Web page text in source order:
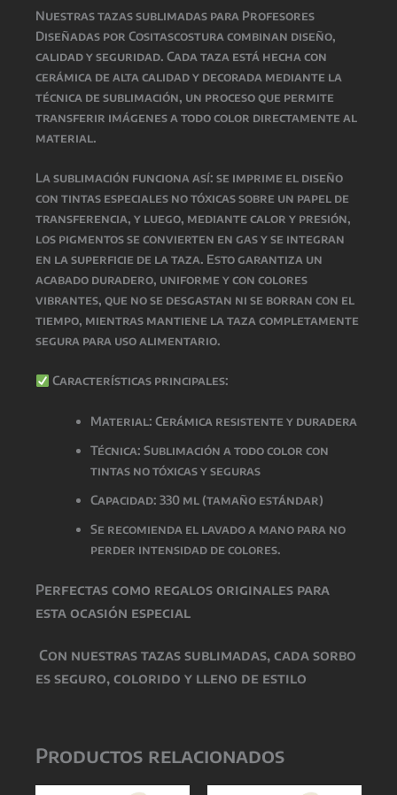
Nuestrastazas sublimadas para Profesores
Diseñadas por Cositascostura combinan diseño,
calidad y seguridad. Cada taza está hecha con
cerámica de alta calidady decorada mediante la
técnica de sublimación, un proceso que permite
transferir imágenes a todo color directamente al
material.
La sublimación funciona así: se imprime el diseño
con tintas especiales no tóxicassobre un papel de
transferencia, y luego, mediante calor y presión,
los pigmentos se convierten en gas y se integran
en la superficie de la taza. Esto garantiza un
acabado duradero, uniforme y con colores
vibrantes, que no se desgastan ni se borran con el
tiempo, mientras mantiene la taza completamente
segura para uso alimentario.
Características principales:
Material: Cerámica resistente y duradera
Técnica: Sublimación a todo color con
tintas no tóxicas y seguras
Capacidad: 330 ml (tamaño estándar)
Se recomienda el lavado a mano para no
perder intensidad de colores.
Perfectas como regalos originales para
esta ocasión especial
Con nuestras tazas sublimadas, cada sorbo
es seguro, colorido y lleno de estilo
Productos relacionados